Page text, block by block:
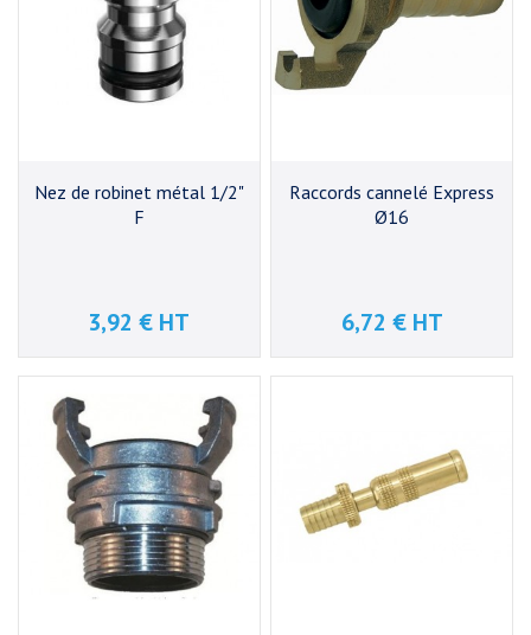
Nez de robinet métal 1/2"
F
Prix
3,92 € HT
Raccords cannelé Express
Ø16
Prix
6,72 € HT